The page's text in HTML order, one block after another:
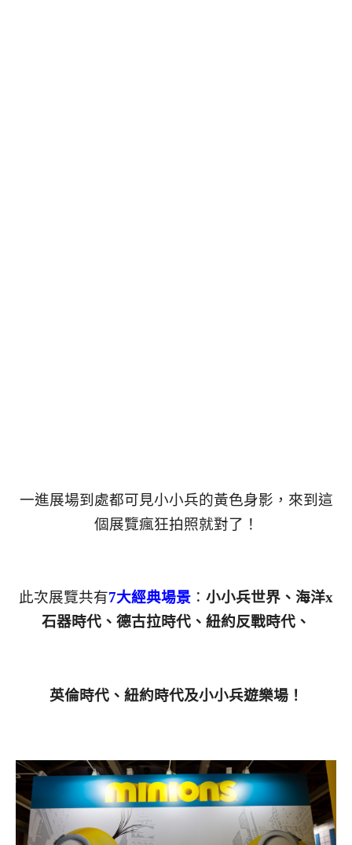
一進展場到處都可見小小兵的黃色身影，來到這
個展覽瘋狂拍照就對了！
此次展覽共有7大經典場景 ： 小小兵世界、海洋x
石器時代、德古拉時代、紐約反戰時代、
英倫時代、紐約時代及小小兵遊樂場！